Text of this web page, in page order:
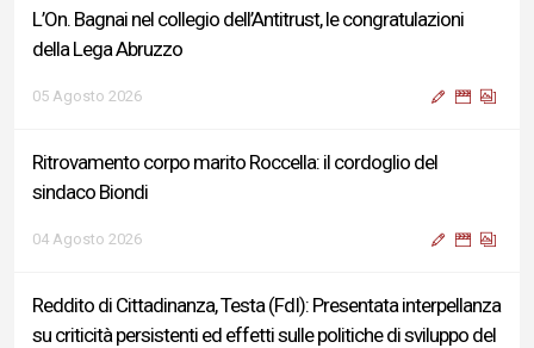
L’On. Bagnai nel collegio dell’Antitrust, le congratulazioni
della Lega Abruzzo
05 Agosto 2026
Ritrovamento corpo marito Roccella: il cordoglio del
sindaco Biondi
04 Agosto 2026
Reddito di Cittadinanza, Testa (FdI): Presentata interpellanza
su criticità persistenti ed effetti sulle politiche di sviluppo del